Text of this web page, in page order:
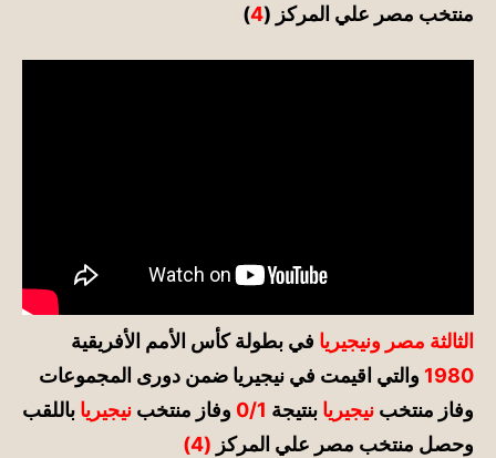
منتخب مصر علي المركز (4
)
الثالثة مصر ونيجيريا في بطولة كأس الأمم الأفريقية
1980 والتي اقيمت في نيجيريا ضمن دورى المجموعات
وفاز منتخب نيجيريا بنتيجة 0/1 وفاز منتخب نيجيريا باللقب
وحصل منتخب مصر علي المركز (4)